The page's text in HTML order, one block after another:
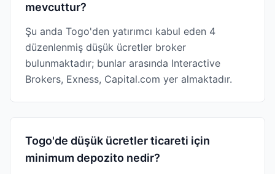
mevcuttur?
Şu anda Togo'den yatırımcı kabul eden 4
düzenlenmiş düşük ücretler broker
bulunmaktadır; bunlar arasında Interactive
Brokers, Exness, Capital.com yer almaktadır.
Togo'de düşük ücretler ticareti için
minimum depozito nedir?